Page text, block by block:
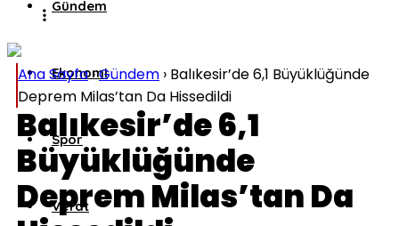
Gündem
Ekonomi
Spor
Vefat
Ana Sayfa›Gündem › Balıkesir’de 6,1 Büyüklüğünde
Deprem Milas’tan Da Hissedildi
Balıkesir’de 6,1
Büyüklüğünde
Deprem Milas’tan Da